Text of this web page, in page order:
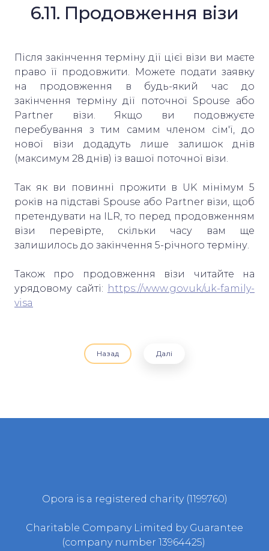
6.11. Продовження візи
Після закінчення терміну дії цієї візи ви маєте
право її продовжити. Можете подати заявку
на продовження в будь-який час до
закінчення терміну дії поточної Spouse або
Partner візи. Якщо ви подовжуєте
перебування з тим самим членом сім'ї, до
нової візи додадуть лише залишок днів
(максимум 28 днів) із вашої поточної візи.
Так як ви повинні прожити в UK мінімум 5
років на підставі Spouse або Partner візи, щоб
претендувати на ILR, то перед продовженням
візи перевірте, скільки часу вам ще
залишилось до закінчення 5-річного терміну.
Також про продовження візи читайте на
урядовому сайті: https://www.gov.uk/uk-family-
visa
Назад Далі
Opora is a registered charity (1199760)
Charitable Company Limited by Guarantee
(company number 13964425)